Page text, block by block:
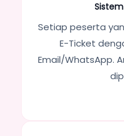
Setiap peserta
E-Ticket
Email/WhatsApp.